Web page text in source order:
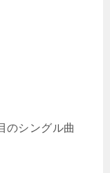
のシングル曲